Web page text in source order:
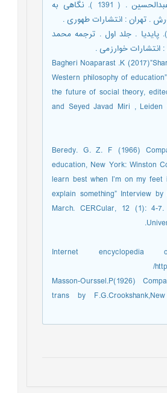
نقیب زاده ، میر عبدالحسین . ( 1391 ). نگاهی به
. تهران : انتشارات طهوری .
، ورنر .(1376 ). پایدیا . جلد اول . ترجمه محمد
خوارزمی .
Bagheri Noaparast .K
Western philosophy of
the future of social theory,
and Seyed Javad Miri ,
Beredy. G. Z. F (1966)
education, New York: Winston
learn best when I’m on my
explain something” Interview
March. CERCular, 12 (1): 4-
Internet encyclopedia
Masson-Ourssel.P(1926)
trans by